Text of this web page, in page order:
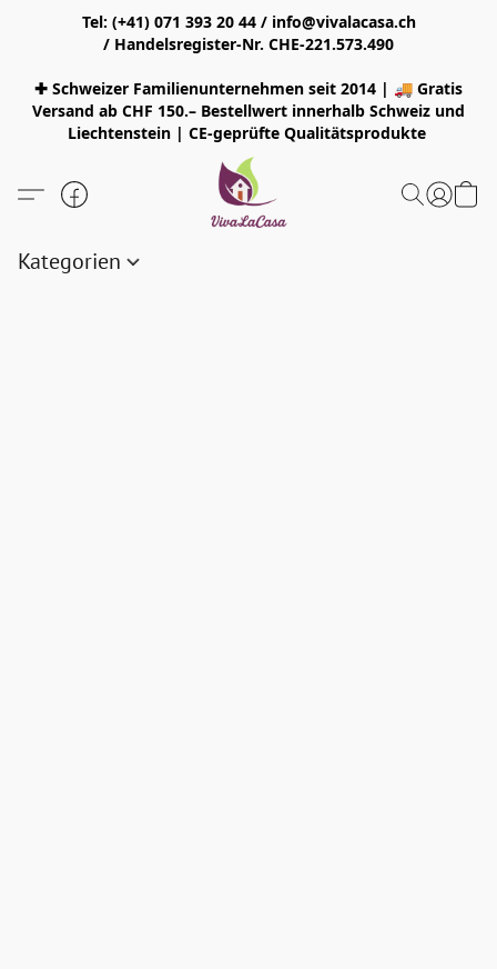
Tel: (+41) 071 393 20 44 / info@vivalacasa.ch
/ Handelsregister-Nr. CHE-221.573.490
✚ Schweizer Familienunternehmen seit 2014 | 🚚 Gratis
Versand ab CHF 150.– Bestellwert innerhalb Schweiz und
Liechtenstein | CE-geprüfte Qualitätsprodukte
Kategorien